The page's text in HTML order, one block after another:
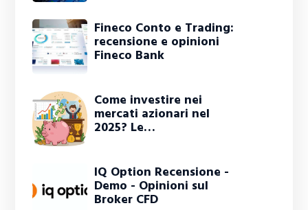
Fineco Conto e Trading:
recensione e opinioni
Fineco Bank
Come investire nei
mercati azionari nel
2025? Le…
IQ Option Recensione -
Demo - Opinioni sul
Broker CFD